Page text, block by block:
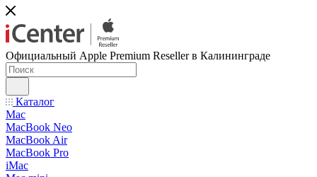
Официальный Apple Premium Reseller в Калининграде
Каталог
Mac
MacBook Neo
MacBook Air
MacBook Pro
iMac